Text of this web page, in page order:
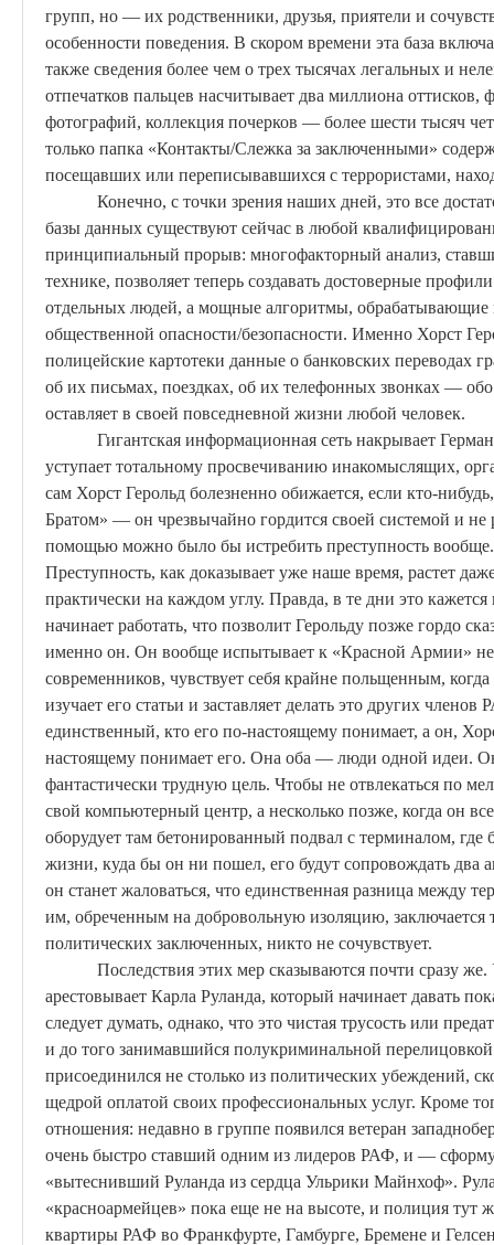
групп, но — их родственники, друзья, приятели и
особенности поведения. В скором времени эта база
также сведения более чем о трех тысячах легальных и
отпечатков пальцев насчитывает два миллиона
фотографий, коллекция почерков — более шести тысяч
только папка «Контакты/Слежка за заключенными»
посещавших или переписывавшихся с террористами,
Конечно, с точки зрения наших дней, это все
базы данных существуют сейчас в любой
принципиальный прорыв: многофакторный анализ,
технике, позволяет теперь создавать достоверные
отдельных людей, а мощные алгоритмы,
общественной опасности/безопасности. Именно Хорст
полицейские картотеки данные о банковских переводах
об их письмах, поездках, об их телефонных звонках —
оставляет в своей повседневной жизни любой человек.
Гигантская информационная сеть накрывает
уступает тотальному просвечиванию инакомыслящих,
сам Хорст Герольд болезненно обижается, если кто-
Братом» — он чрезвычайно гордится своей системой и не
помощью можно было бы истребить преступность
Преступность, как доказывает уже наше время, растет
практически на каждом углу. Правда, в те дни это
начинает работать, что позволит Герольду позже гордо
именно он. Он вообще испытывает к «Красной Армии»
современников, чувствует себя крайне польщенным,
изучает его статьи и заставляет делать это других
единственный, кто его по-настоящему понимает, а он,
настоящему понимает его. Она оба — люди одной идеи.
фантастически трудную цель. Чтобы не отвлекаться по
свой компьютерный центр, а несколько позже, когда он
оборудует там бетонированный подвал с терминалом,
жизни, куда бы он ни пошел, его будут сопровождать два
он станет жаловаться, что единственная разница между
им, обреченным на добровольную изоляцию, заключается
политических заключенных, никто не сочувствует.
Последствия этих мер сказываются почти сразу
арестовывает Карла Руланда, который начинает давать
следует думать, однако, что это чистая трусость или
и до того занимавшийся полукриминальной
присоединился не столько из политических убеждений,
щедрой оплатой своих профессиональных услуг. Кроме
отношения: недавно в группе появился ветеран
очень быстро ставший одним из лидеров РАФ, и —
«вытеснивший Руланда из сердца Ульрики Майнхоф».
«красноармейцев» пока еще не на высоте, и полиция тут
квартиры РАФ во Франкфурте, Гамбурге, Бремене и